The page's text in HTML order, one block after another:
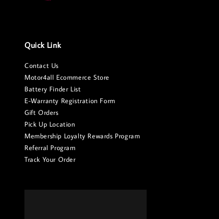
Quick Link
Contact Us
Motor4all Ecommerce Store
Battery Finder List
E-Warranty Registration Form
Gift Orders
Pick Up Location
Membership Loyalty Rewards Program
Referral Program
Track Your Order